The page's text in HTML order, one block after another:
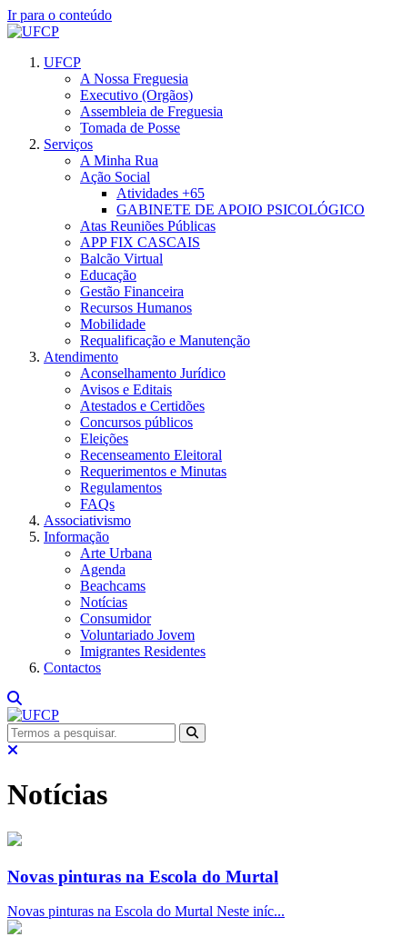
Ir para o conteúdo
UFCP
A Nossa Freguesia
Executivo (Orgãos)
Assembleia de Freguesia
Tomada de Posse
Serviços
A Minha Rua
Ação Social
Atividades +65
GABINETE DE APOIO PSICOLÓGICO
Atas Reuniões Públicas
APP FIX CASCAIS
Balcão Virtual
Educação
Gestão Financeira
Recursos Humanos
Mobilidade
Requalificação e Manutenção
Atendimento
Aconselhamento Jurídico
Avisos e Editais
Atestados e Certidões
Concursos públicos
Eleições
Recenseamento Eleitoral
Requerimentos e Minutas
Regulamentos
FAQs
Associativismo
Informação
Arte Urbana
Agenda
Beachcams
Notícias
Consumidor
Voluntariado Jovem
Imigrantes Residentes
Contactos
Notícias
Novas pinturas na Escola do Murtal
Novas pinturas na Escola do Murtal Neste iníc...